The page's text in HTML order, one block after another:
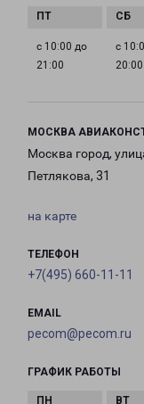
с 10:00 до
21:00
с
20:00
МОСКВА
Москва город,
Петлякова, 31
на карте
ТЕЛЕФОН
+7(495) 660-11-11
EMAIL
pecom@pecom.ru
ГРАФИК РАБОТЫ